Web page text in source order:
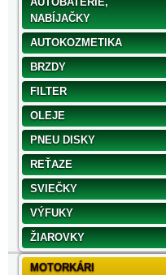
NABÍJAČKY
AUTOKOZMETIKA
BRZDY
FILTER
OLEJE
PNEU DISKY
REŤAZE
SVIEČKY
VÝFUKY
ŽIAROVKY
MOTORKÁRI